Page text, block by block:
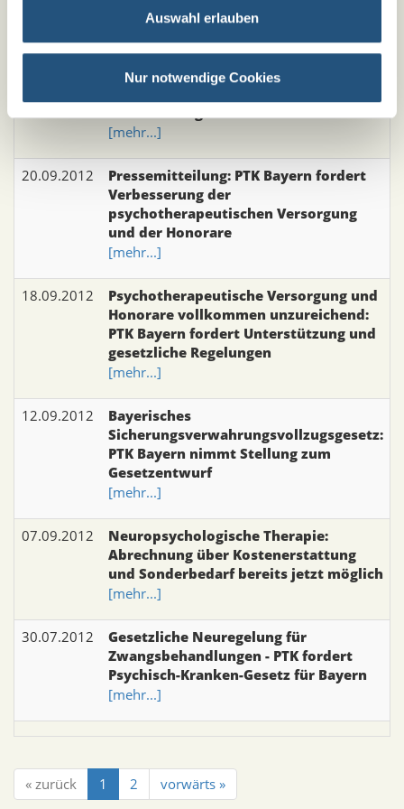
Auswahl erlauben
Nur notwendige Cookies
[mehr...]
18.10.2012
Angestelltentag der PTK Bayern: Viele
Fragen zu Tarifpolitik und Vergütung,
[mehr...]
20.09.2012
Pressemitteilung: PTK Bayern fordert
Verbesserung der
psychotherapeutischen Versorgung
und der Honorare
[mehr...]
18.09.2012
Psychotherapeutische Versorgung und
Honorare vollkommen unzureichend:
PTK Bayern fordert Unterstützung und
gesetzliche Regelungen
[mehr...]
12.09.2012
Bayerisches
Sicherungsverwahrungsvollzugsgesetz:
PTK Bayern nimmt Stellung zum
Gesetzentwurf
[mehr...]
07.09.2012
Neuropsychologische Therapie:
Abrechnung über Kostenerstattung
und Sonderbedarf bereits jetzt möglich
[mehr...]
30.07.2012
Gesetzliche Neuregelung für
Zwangsbehandlungen - PTK fordert
Psychisch-Kranken-Gesetz für Bayern
[mehr...]
« zurück 1 2 vorwärts »